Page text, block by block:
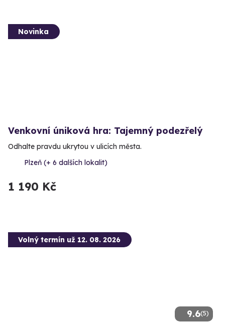
Novinka
Venkovní úniková hra: Tajemný podezřelý
Odhalte pravdu ukrytou v ulicích města.
Plzeň (+ 6 dalších lokalit)
1 190 Kč
9.6(5)
Volný termín už 12. 08. 2026